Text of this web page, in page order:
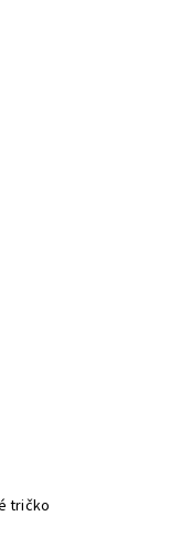
tričko